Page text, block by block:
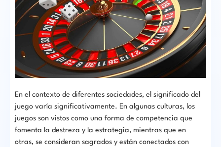
En el contexto de diferentes sociedades, el significado del
juego varía significativamente. En algunas culturas, los
juegos son vistos como una forma de competencia que
fomenta la destreza y la estrategia, mientras que en
otras, se consideran sagrados y están conectados con